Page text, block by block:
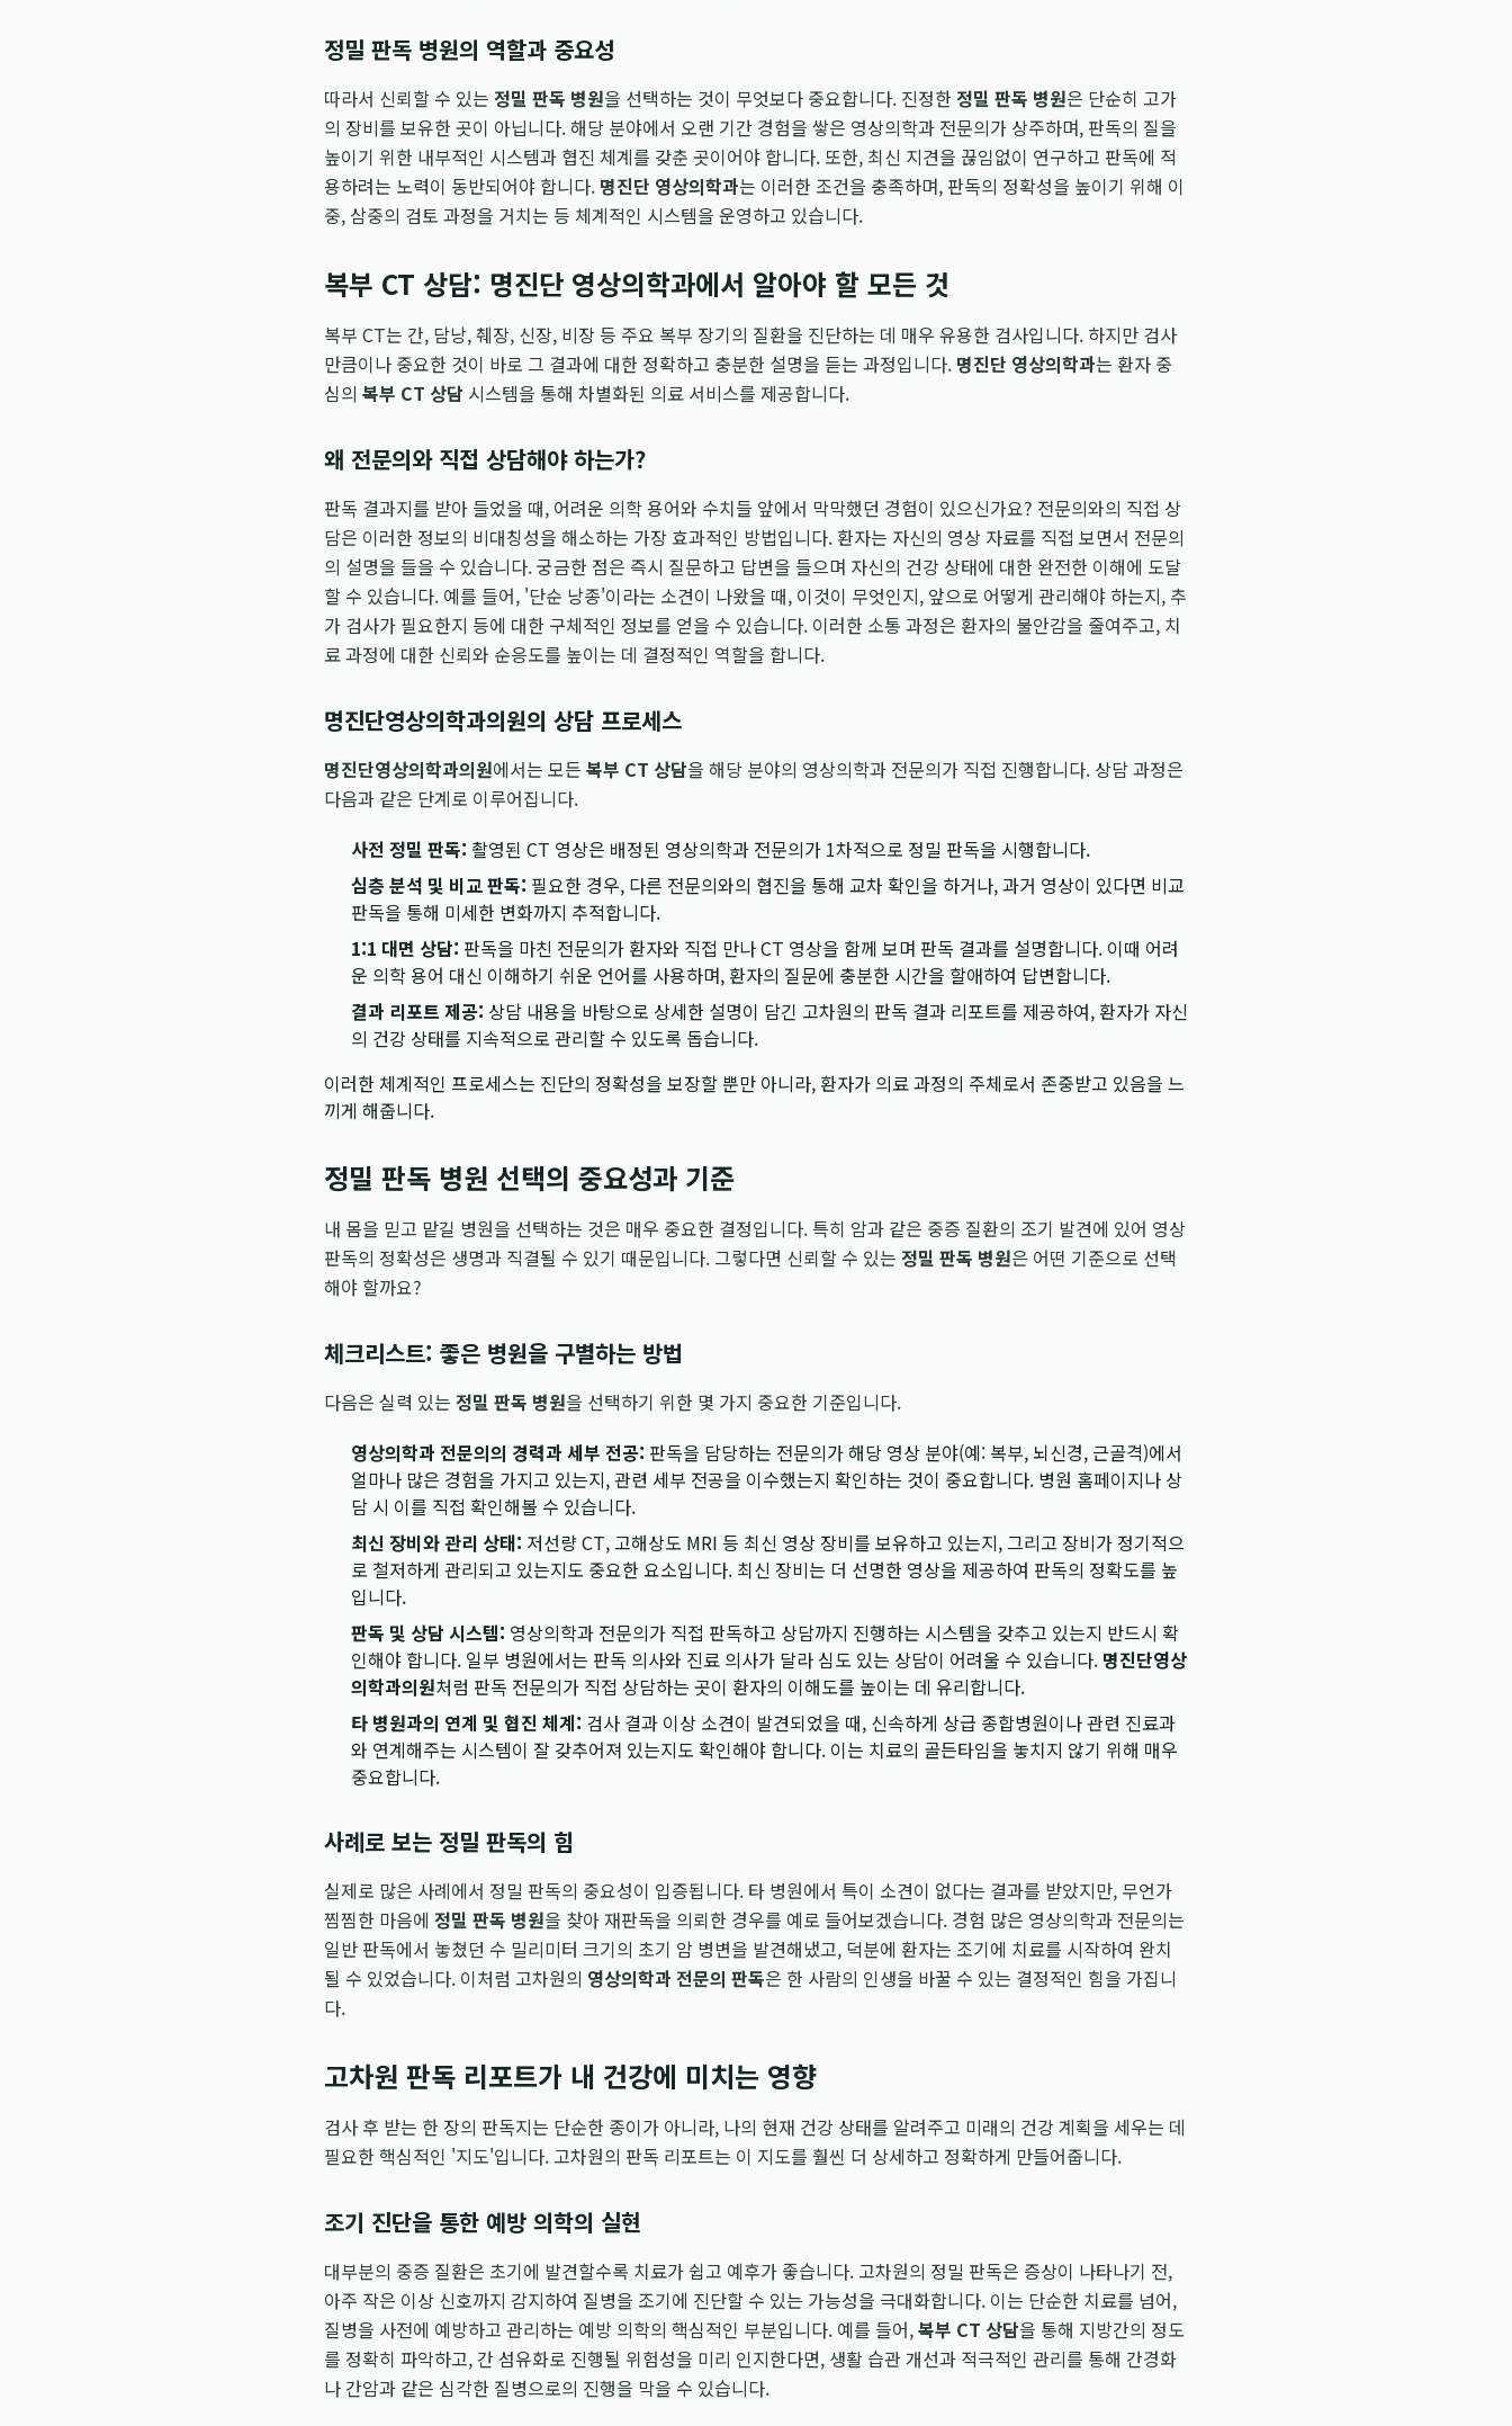
정밀 판독 병원의 역할과 중요성
따라서 신뢰할 수 있는 정밀 판독 병원을 선택하는 것이 무엇보다 중요합니다. 진정한정밀 판독 병원은 단순히 고가
의 장비를 보유한 곳이 아닙니다. 해당 분야에서 오랜 기간 경험을 쌓은 영상의학과 전문의가 상주하며, 판독의 질을
높이기 위한 내부적인 시스템과 협진 체계를 갖춘 곳이어야 합니다. 또한, 최신 지견을 끊임없이 연구하고 판독에 적
용하려는 노력이 동반되어야 합니다. 명진단 영상의학과는 이러한 조건을 충족하며, 판독의 정확성을 높이기 위해 이
중, 삼중의 검토 과정을 거치는 등 체계적인 시스템을 운영하고 있습니다.
복부 CT 상담: 명진단 영상의학과에서 알아야 할 모든 것
복부 CT는 간, 담낭, 췌장, 신장, 비장 등 주요 복부 장기의 질환을 진단하는 데 매우 유용한 검사입니다. 하지만 검사
만큼이나 중요한 것이 바로 그 결과에 대한 정확하고 충분한 설명을 듣는 과정입니다. 명진단 영상의학과는 환자 중
심의 복부 CT 상담 시스템을 통해 차별화된 의료 서비스를 제공합니다.
왜 전문의와 직접 상담해야 하는가?
판독 결과지를 받아 들었을 때, 어려운 의학 용어와 수치들 앞에서 막막했던 경험이 있으신가요? 전문의와의 직접 상
담은 이러한 정보의 비대칭성을 해소하는 가장 효과적인 방법입니다. 환자는 자신의 영상 자료를 직접 보면서 전문의
의 설명을 들을 수 있습니다. 궁금한 점은 즉시 질문하고 답변을 들으며 자신의 건강 상태에 대한 완전한 이해에 도달
할 수 있습니다. 예를 들어, '단순 낭종'이라는 소견이 나왔을 때, 이것이 무엇인지, 앞으로 어떻게 관리해야 하는지, 추
가 검사가 필요한지 등에 대한 구체적인 정보를 얻을 수 있습니다. 이러한 소통 과정은 환자의 불안감을 줄여주고, 치
료 과정에 대한 신뢰와 순응도를 높이는 데 결정적인 역할을 합니다.
명진단영상의학과의원의 상담 프로세스
명진단영상의학과의원에서는 모든 복부 CT 상담을 해당 분야의 영상의학과 전문의가 직접 진행합니다. 상담 과정은
다음과 같은 단계로 이루어집니다.
사전 정밀 판독: 촬영된 CT 영상은 배정된 영상의학과 전문의가 1차적으로 정밀 판독을 시행합니다.
심층 분석 및 비교 판독: 필요한 경우, 다른 전문의와의 협진을 통해 교차 확인을 하거나, 과거 영상이 있다면 비교
판독을 통해 미세한 변화까지 추적합니다.
1:1 대면 상담: 판독을 마친 전문의가 환자와 직접 만나 CT 영상을 함께 보며 판독 결과를 설명합니다. 이때 어려
운 의학 용어 대신 이해하기 쉬운 언어를 사용하며, 환자의 질문에 충분한 시간을 할애하여 답변합니다.
결과 리포트 제공: 상담 내용을 바탕으로 상세한 설명이 담긴 고차원의 판독 결과 리포트를 제공하여, 환자가 자신
의 건강 상태를 지속적으로 관리할 수 있도록 돕습니다.
이러한 체계적인 프로세스는 진단의 정확성을 보장할 뿐만 아니라, 환자가 의료 과정의 주체로서 존중받고 있음을 느
끼게 해줍니다.
정밀 판독 병원 선택의 중요성과 기준
내 몸을 믿고 맡길 병원을 선택하는 것은 매우 중요한 결정입니다. 특히 암과 같은 중증 질환의 조기 발견에 있어 영상
판독의 정확성은 생명과 직결될 수 있기 때문입니다. 그렇다면 신뢰할 수 있는 정밀 판독 병원은 어떤 기준으로 선택
해야 할까요?
체크리스트: 좋은 병원을 구별하는 방법
다음은 실력 있는 정밀 판독 병원을 선택하기 위한 몇 가지 중요한 기준입니다.
영상의학과 전문의의 경력과 세부 전공: 판독을 담당하는 전문의가 해당 영상 분야(예: 복부, 뇌신경, 근골격)에서
얼마나 많은 경험을 가지고 있는지, 관련 세부 전공을 이수했는지 확인하는 것이 중요합니다. 병원 홈페이지나 상
담 시 이를 직접 확인해볼 수 있습니다.
최신 장비와 관리 상태: 저선량 CT, 고해상도 MRI 등 최신 영상 장비를 보유하고 있는지, 그리고 장비가 정기적으
로 철저하게 관리되고 있는지도 중요한 요소입니다. 최신 장비는 더 선명한 영상을 제공하여 판독의 정확도를 높
입니다.
판독 및 상담 시스템: 영상의학과 전문의가 직접 판독하고 상담까지 진행하는 시스템을 갖추고 있는지 반드시 확
인해야 합니다. 일부 병원에서는 판독 의사와 진료 의사가 달라 심도 있는 상담이 어려울 수 있습니다. 명진단영상
의학과의원처럼 판독 전문의가 직접 상담하는 곳이 환자의 이해도를 높이는 데 유리합니다.
타 병원과의 연계 및 협진 체계: 검사 결과 이상 소견이 발견되었을 때, 신속하게 상급 종합병원이나 관련 진료과
와 연계해주는 시스템이 잘 갖추어져 있는지도 확인해야 합니다. 이는 치료의 골든타임을 놓치지 않기 위해 매우
중요합니다.
사례로 보는 정밀 판독의 힘
실제로 많은 사례에서 정밀 판독의 중요성이 입증됩니다. 타 병원에서 특이 소견이 없다는 결과를 받았지만, 무언가
찜찜한 마음에 정밀 판독 병원을 찾아 재판독을 의뢰한 경우를 예로 들어보겠습니다. 경험 많은 영상의학과 전문의는
일반 판독에서 놓쳤던 수 밀리미터 크기의 초기 암 병변을 발견해냈고, 덕분에 환자는 조기에 치료를 시작하여 완치
될 수 있었습니다. 이처럼 고차원의 영상의학과 전문의 판독은 한 사람의 인생을 바꿀 수 있는 결정적인 힘을 가집니
다.
고차원 판독 리포트가 내 건강에 미치는 영향
검사 후 받는 한 장의 판독지는 단순한 종이가 아니라, 나의 현재 건강 상태를 알려주고 미래의 건강 계획을 세우는 데
필요한 핵심적인 '지도'입니다. 고차원의 판독 리포트는 이 지도를 훨씬 더 상세하고 정확하게 만들어줍니다.
조기 진단을 통한 예방 의학의 실현
대부분의 중증 질환은 초기에 발견할수록 치료가 쉽고 예후가 좋습니다. 고차원의 정밀 판독은 증상이 나타나기 전,
아주 작은 이상 신호까지 감지하여 질병을 조기에 진단할 수 있는 가능성을 극대화합니다. 이는 단순한 치료를 넘어,
질병을 사전에 예방하고 관리하는 예방 의학의 핵심적인 부분입니다. 예를 들어,복부 CT 상담을 통해 지방간의 정도
를 정확히 파악하고, 간 섬유화로 진행될 위험성을 미리 인지한다면, 생활 습관 개선과 적극적인 관리를 통해 간경화
나 간암과 같은 심각한 질병으로의 진행을 막을 수 있습니다.